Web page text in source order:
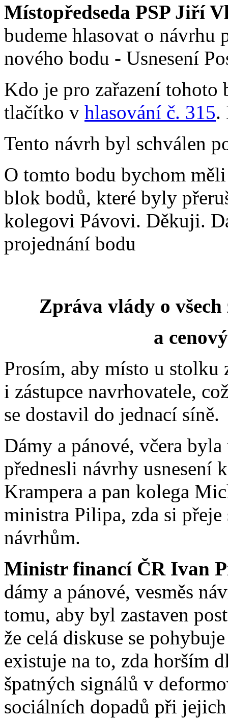
Místopředseda PSP Jiří
budeme hlasovat o návrhu
nového bodu - Usnesení
Kdo je pro zařazení tohoto
tlačítko v hlasování č. 315.
Tento návrh byl schválen
O tomto bodu bychom
blok bodů, které byly
kolegovi Pávovi. Děkuji.
projednání bodu
Zpráva vlády o
a
Prosím, aby místo u stolku
i zástupce navrhovatele,
se dostavil do jednací síně.
Dámy a pánové, včera
přednesli návrhy usnesení
Krampera a pan kolega
ministra Pilipa, zda si
návrhům.
Ministr financí ČR Ivan
dámy a pánové, vesměs
tomu, aby byl zastaven
že celá diskuse se
existuje na to, zda horším
špatných signálů v
sociálních dopadů při